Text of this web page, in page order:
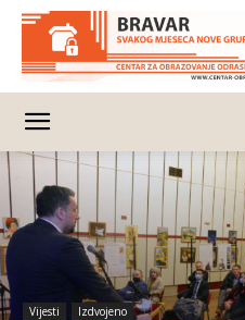
Vijesti Izdvojeno